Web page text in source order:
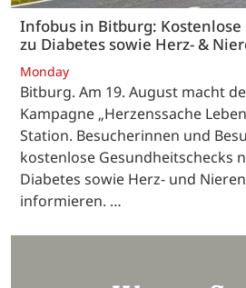
Infobus in Bitburg: Kostenlose
zu Diabetes sowie Herz- &
Monday
Bitburg. Am 19. August macht
Kampagne „Herzenssache
Station. Besucherinnen und
kostenlose Gesundheitschecks
Diabetes sowie Herz- und
informieren. …